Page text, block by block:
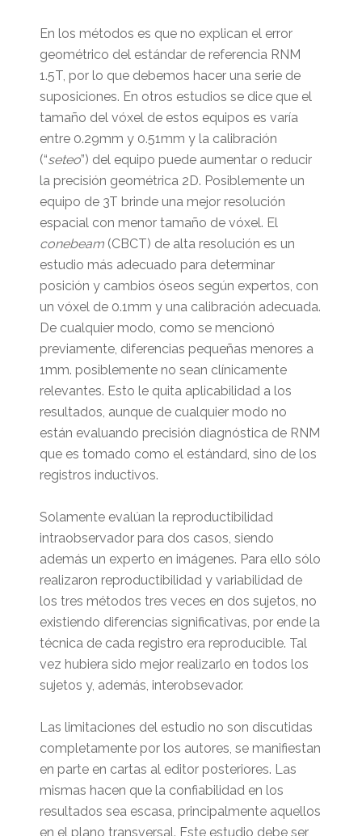
En los métodos es que no explican el error
geométrico del estándar de referencia RNM
1.5T, por lo que debemos hacer una serie de
suposiciones. En otros estudios se dice que el
tamaño del vóxel de estos equipos es varía
entre 0.29mm y 0.51mm y la calibración
(“seteo”) del equipo puede aumentar o reducir
la precisión geométrica 2D. Posiblemente un
equipo de 3T brinde una mejor resolución
espacial con menor tamaño de vóxel. El
conebeam(CBCT) de alta resolución es un
estudio más adecuado para determinar
posición y cambios óseos según expertos, con
un vóxel de 0.1mm y una calibración adecuada.
De cualquier modo, como se mencionó
previamente, diferencias pequeñas menores a
1mm. posiblemente no sean clínicamente
relevantes. Esto le quita aplicabilidad a los
resultados, aunque de cualquier modo no
están evaluando precisión diagnóstica de RNM
que es tomado como el estándard, sino de los
registros inductivos.
Solamente evalúan la reproductibilidad
intraobservador para dos casos, siendo
además un experto en imágenes. Para ello sólo
realizaron reproductibilidad y variabilidad de
los tres métodos tres veces en dos sujetos, no
existiendo diferencias significativas, por ende la
técnica de cada registro era reproducible. Tal
vez hubiera sido mejor realizarlo en todos los
sujetos y, además, interobsevador.
Las limitaciones del estudio no son discutidas
completamente por los autores, se manifiestan
en parte en cartas al editor posteriores. Las
mismas hacen que la confiabilidad en los
resultados sea escasa, principalmente aquellos
en el plano transversal. Este estudio debe ser